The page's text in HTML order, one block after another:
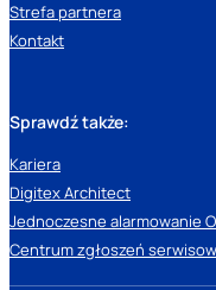
Strefa partnera
Kontakt
Sprawdź także:
Kariera
Digitex Architect
Jednoczesne alarmowanie
Centrum zgłoszeń